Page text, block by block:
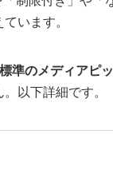
います。
準のメディアピ
以下詳細です。